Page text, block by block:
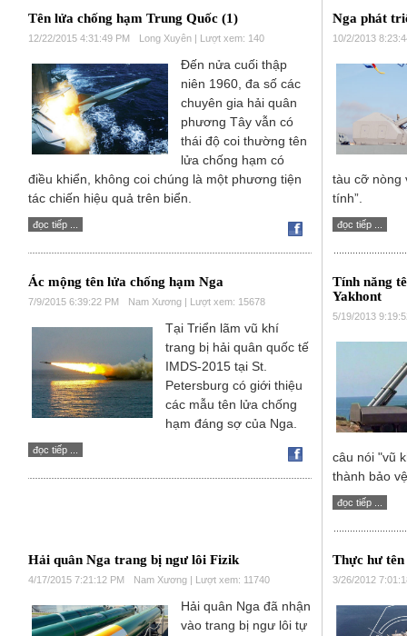
Tên lửa chống hạm Trung Quốc (1)
12/22/2015 4:31:49 PM Long Xuyên | Lượt xem: 140
Đến nửa cuối thập
niên 1960, đa số các
chuyên gia hải quân
phương Tây vẫn có
thái độ coi thường tên
lửa chống hạm có
điều khiển, không coi chúng là một phương tiện
tác chiến hiệu quả trên biển.
đọc tiếp ...
Nga phát
10/2/2013
tàu cỡ nòng
tính”.
đọc tiếp ...
Ác mộng tên lửa chống hạm Nga
7/9/2015 6:39:22 PM Nam Xương | Lượt xem: 15678
Tại Triển lãm vũ khí
trang bị hải quân quốc tế
IMDS-2015 tại St.
Petersburg có giới thiệu
các mẫu tên lửa chống
hạm đáng sợ của Nga.
đọc tiếp ...
Tính năng
Yakhont
5/19/2013
câu nói "vũ
thành bảo
đọc tiếp ...
Hải quân Nga trang bị ngư lôi Fizik
4/17/2015 7:21:12 PM Nam Xương | Lượt xem: 11740
Hải quân Nga đã nhận
vào trang bị ngư lôi tự
Thực hư tên
3/26/2012